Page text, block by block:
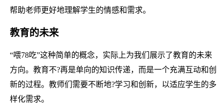
帮助老师更好地理解学生的情感和需求。
教育的未来
“喂78吃”这种简单的概念，实际上为我们展示了教育的未来
方向。教育不?再是单向的知识传递，而是一个充满互动和创
新的过程。教师们需要不断地?学习和创新，以适应学生的多
样化需求。